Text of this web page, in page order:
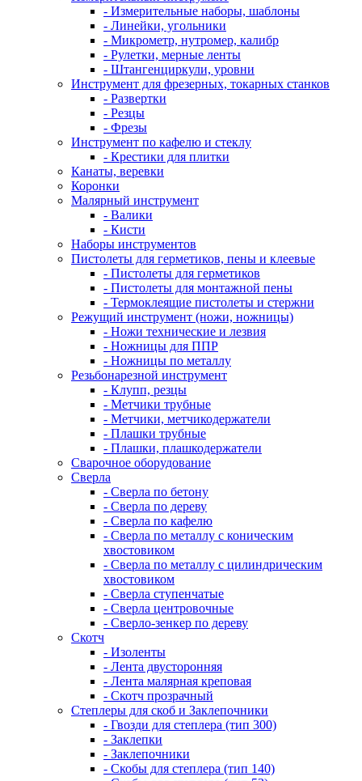
- Измерительные наборы, шаблоны
- Линейки, угольники
- Микрометр, нутромер, калибр
- Рулетки, мерные ленты
- Штангенциркули, уровни
Инструмент для фрезерных, токарных станков
- Развертки
- Резцы
- Фрезы
Инструмент по кафелю и стеклу
- Крестики для плитки
Канаты, веревки
Коронки
Малярный инструмент
- Валики
- Кисти
Наборы инструментов
Пистолеты для герметиков, пены и клеевые
- Пистолеты для герметиков
- Пистолеты для монтажной пены
- Термоклеящие пистолеты и стержни
Режущий инструмент (ножи, ножницы)
- Ножи технические и лезвия
- Ножницы для ППР
- Ножницы по металлу
Резьбонарезной инструмент
- Клупп, резцы
- Метчики трубные
- Метчики, метчикодержатели
- Плашки трубные
- Плашки, плашкодержатели
Сварочное оборудование
Сверла
- Сверла по бетону
- Сверла по дереву
- Сверла по кафелю
- Сверла по металлу с коническим
хвостовиком
- Сверла по металлу с цилиндрическим
хвостовиком
- Сверла ступенчатые
- Сверла центровочные
- Сверло-зенкер по дереву
Скотч
- Изоленты
- Лента двусторонняя
- Лента малярная креповая
- Скотч прозрачный
Степлеры для скоб и Заклепочники
- Гвозди для степлера (тип 300)
- Заклепки
- Заклепочники
- Скобы для степлера (тип 140)